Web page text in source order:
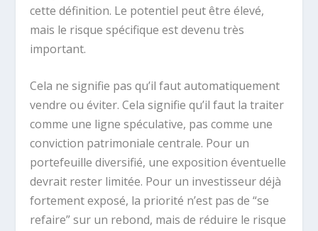
cette définition. Le potentiel peut être élevé,
mais le risque spécifique est devenu très
important.
Cela ne signifie pas qu’il faut automatiquement
vendre ou éviter. Cela signifie qu’il faut la traiter
comme une ligne spéculative, pas comme une
conviction patrimoniale centrale. Pour un
portefeuille diversifié, une exposition éventuelle
devrait rester limitée. Pour un investisseur déjà
fortement exposé, la priorité n’est pas de “se
refaire” sur un rebond, mais de réduire le risque